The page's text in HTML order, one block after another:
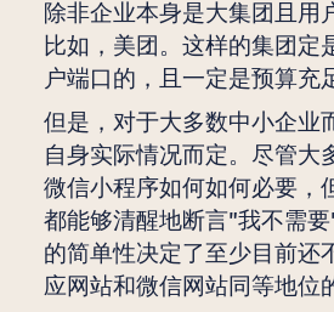
除非企业本身是大集团且用
比如，美团。这样的集团定
户端口的，且一定是预算充
但是，对于大多数中小企业
自身实际情况而定。尽管大
微信小程序如何如何必要，
都能够清醒地断言"我不需
的简单性决定了至少目前还
应网站和微信网站同等地位